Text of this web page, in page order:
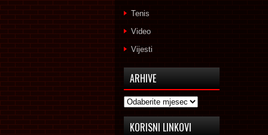
Tenis
Video
Vijesti
ARHIVE
Arhive
KORISNI LINKOVI